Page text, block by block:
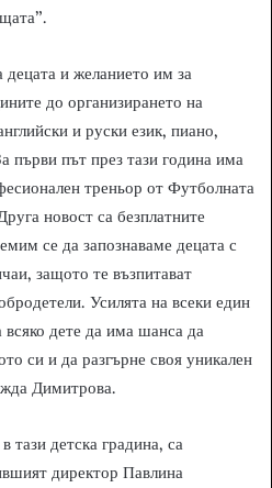
децата и желанието им за
до организирането на
и руски език, пиано,
първи път през тази година има
треньор от Футболната
новост са безплатните
се да запознаваме децата с
защото те възпитават
Усилята на всеки един
дете да има шанса да
си и да разгърне своя уникален
Димитрова.
тази детска градина, са
директор Павлина